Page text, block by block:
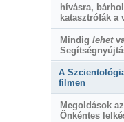
hívásra,
katasztrófák a
Mindig lehet
A
filmen
Megoldások
Önkéntes